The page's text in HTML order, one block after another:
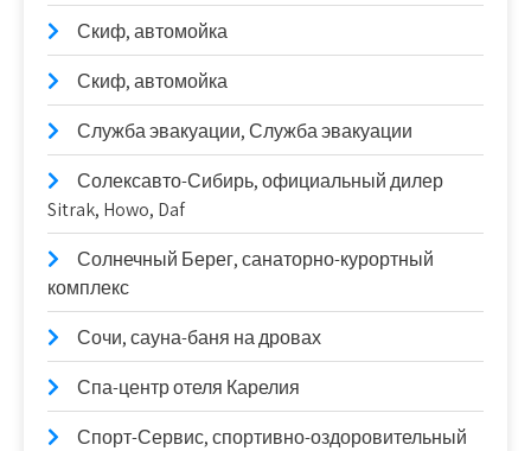
Скиф, автомойка
Скиф, автомойка
Служба эвакуации, Служба эвакуации
Солексавто-Сибирь, официальный дилер
Sitrak, Howo, Daf
Солнечный Берег, санаторно-курортный
комплекс
Сочи, сауна-баня на дровах
Спа-центр отеля Карелия
Спорт-Сервис, спортивно-оздоровительный